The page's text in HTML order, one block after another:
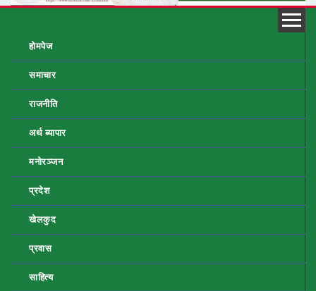
होमपेज
समाचार
राजनीति
अर्थ ब्यापार
मनोरञ्जन
प्रदेश
खेलकुद
प्रवास
साहित्य